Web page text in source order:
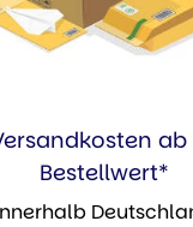
ab
Bestellwert*